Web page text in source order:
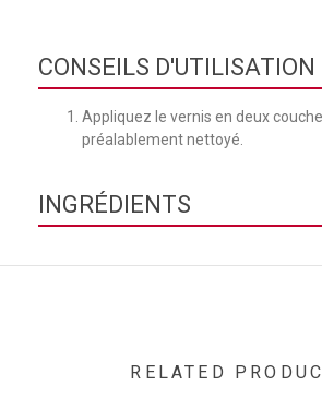
CONSEILS D'UTILISATION
Appliquez le vernis en deux
préalablement nettoyé.
INGRÉDIENTS
COPOLYMER • BENZOPHENONE-1 •
RELATED